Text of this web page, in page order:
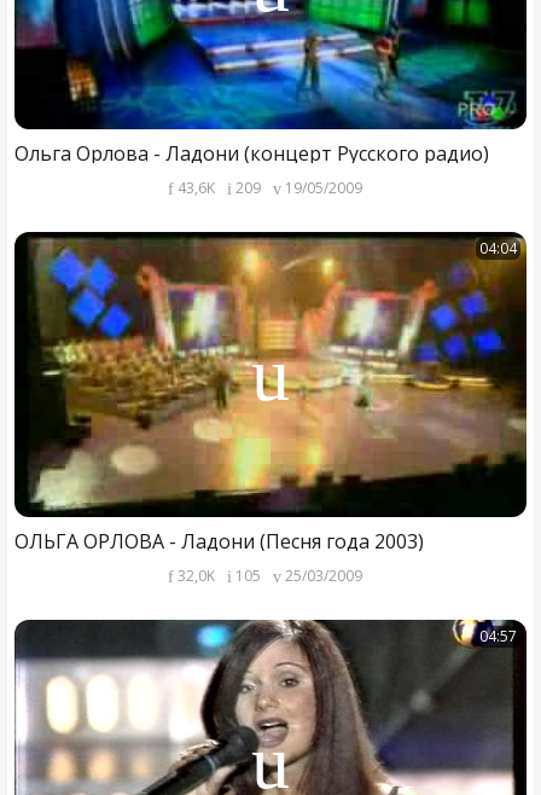
Ольга Орлова - Ладони (концерт Русского радио)
43,6K 209 19/05/2009
04:04
ОЛЬГА ОРЛОВА - Ладони (Песня года 2003)
32,0K 105 25/03/2009
04:57